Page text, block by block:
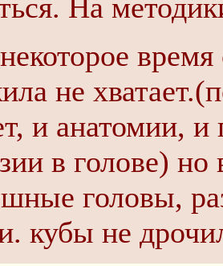
На
не
и анатомии, и
в голове) но
головы,
кубы не